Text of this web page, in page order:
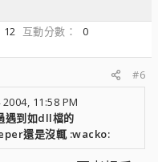
12 互動分數
0
#6
11:58 PM
遇到如dll檔的
還是沒輒 :wacko: